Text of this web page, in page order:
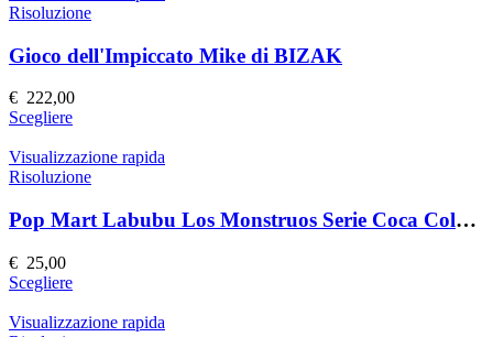
pagina
del
prodotto
più
Le
opzioni
possono
scelte
nella
pagina
del
prodotto
Risoluzione
Gioco dell'Impiccato Mike di BIZAK
€ 222,00
ScegliereQuesto
ha
più
Le
opzioni
scelte
nella
Visualizzazione rapida
Risoluzione
Pop Mart Labubu Los Monstruos Serie Coca Cola Figurina da collezione
€ 25,00
ScegliereQuesto
ha
Visualizzazione rapida